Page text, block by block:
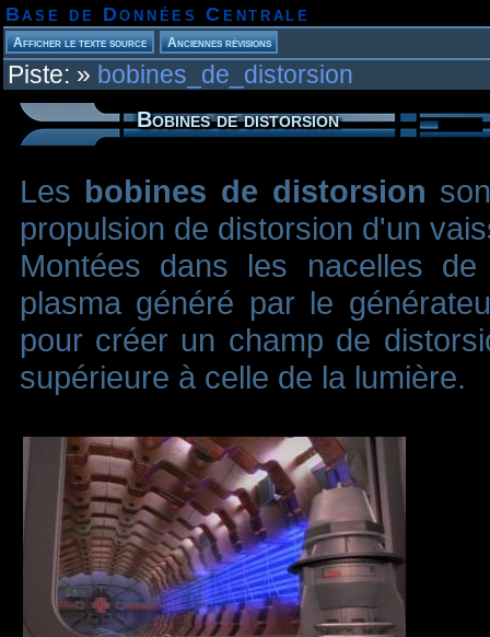
Base de Données Centrale
Piste: » bobines_de_distorsion
Bobines de distorsion
Les bobines de distorsion
propulsion de distorsion d'un
Montées dans les nacelles
plasma généré par le
pour créer un champ de
supérieure à celle de la lumière.